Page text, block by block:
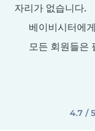
자리가 없습니다.
베이비시터에
모든 회원들은
4.7 / 5